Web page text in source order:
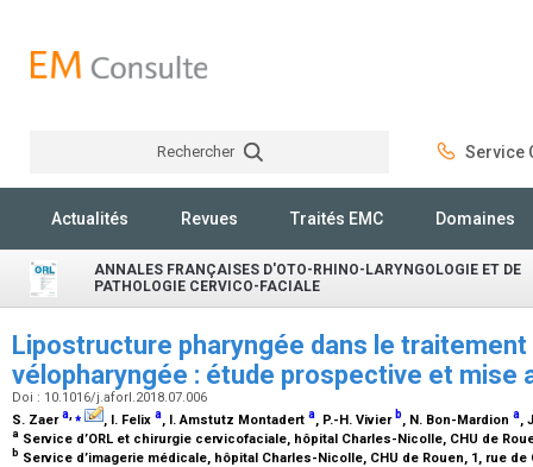
Rechercher Service
Actualités Revues Traités EMC Domaines
ANNALES FRANÇAISES D'OTO-RHINO-LARYNGOLOGIE ET DE
PATHOLOGIE CERVICO-FACIALE
Lipostructure pharyngée dans le traitement
vélopharyngée : étude prospective et mise
Doi : 10.1016/j.aforl.2018.07.006
S. Zaera,⁎ , I. Felix a, I. Amstutz Montadert a, P.-H. Vivier b, N. Bon-Mardion a,
a Service d’ORL et chirurgie cervicofaciale, hôpital Charles-Nicolle, CHU de
b Service d’imagerie médicale, hôpital Charles-Nicolle, CHU de Rouen, 1, rue de